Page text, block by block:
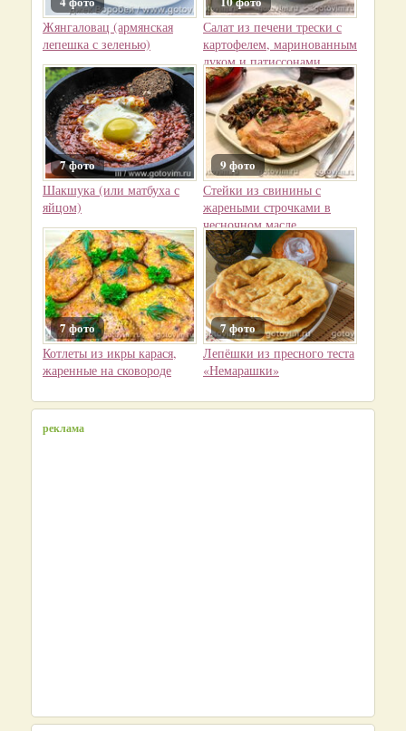
Жянгаловац (армянская
лепешка с зеленью)
Салат из печени трески с
картофелем, маринованным
луком и патиссонами
7 фото
Шакшука (или матбуха с
яйцом)
9 фото
Стейки из свинины с
жареными строчками в
чесночном масле
7 фото
Котлеты из икры карася,
жаренные на сковороде
7 фото
Лепёшки из пресного теста
«Немарашки»
реклама